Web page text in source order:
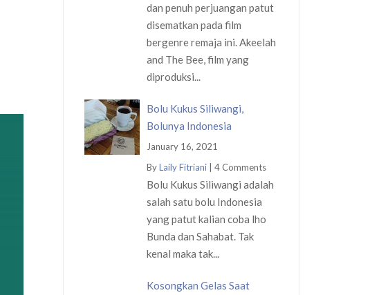
dan penuh perjuangan patut
disematkan pada film
bergenre remaja ini. Akeelah
and The Bee, film yang
diproduksi...
Bolu Kukus Siliwangi,
Bolunya Indonesia
January 16, 2021
ByLaily Fitriani | 4 Comments
Bolu Kukus Siliwangi adalah
salah satu bolu Indonesia
yang patut kalian coba lho
Bunda dan Sahabat. Tak
kenal maka tak...
Kosongkan Gelas Saat